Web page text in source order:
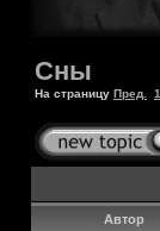
Сны
На страницу Пред. 1
Автор